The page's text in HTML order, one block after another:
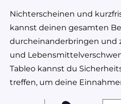
Nichterscheinen und
kannst deinen gesamten
durcheinanderbringen und
und
Tableo kannst du
treffen, um deine